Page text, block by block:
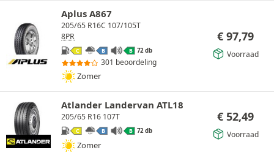
Aplus A867
205/65 R16C 107/105T
8PR
C B B 72 db
301 beoordeling
Zomer
€ 97,79
Voorraad
Atlander Landervan ATL18
205/65 R16 107T
C B B 72 db
Zomer
€ 52,49
Voorraad